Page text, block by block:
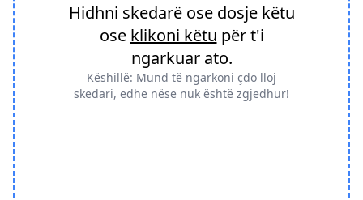
Hidhni skedarë ose dosje këtu
ose klikoni këtu për t'i
ngarkuar ato.
Këshillë: Mund të ngarkoni çdo lloj
skedari, edhe nëse nuk është zgjedhur!